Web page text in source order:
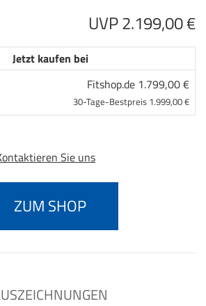
UVP 2.199,00 €
Jetzt kaufen bei
Fitshop.de 1.799,00 €
30-Tage-Bestpreis 1.999,00 €
Sie uns
ZUM SHOP